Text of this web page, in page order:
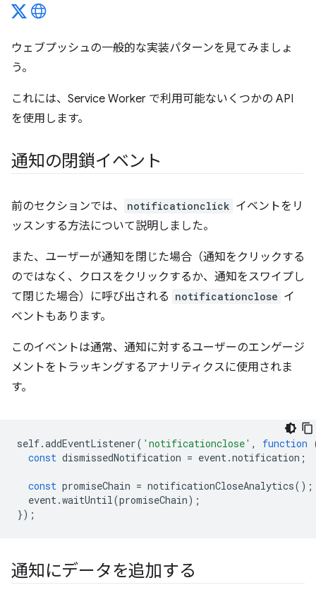
ウェブプッシュの一般的な実装パターンを見てみましょ
う。
これには、Service Worker で利用可能ないくつかの API
を使用します。
通知の閉鎖イベント
前のセクションでは、 notificationclick イベントをリ
ッスンする方法について説明しました。
また、ユーザーが通知を閉じた場合（通知をクリックする
のではなく、クロスをクリックするか、通知をスワイプし
て閉じた場合）に呼び出される notificationclose イ
ベントもあります。
このイベントは通常、通知に対するユーザーのエンゲージ
メントをトラッキングするアナリティクスに使用されま
す。
self.addEventListener( 'notificationclose' , function
const dismissedNotification = event.notification ;
const promiseChain = notificationCloseAnalytics();
event.waitUntil(promiseChain);
});
通知にデータを追加する